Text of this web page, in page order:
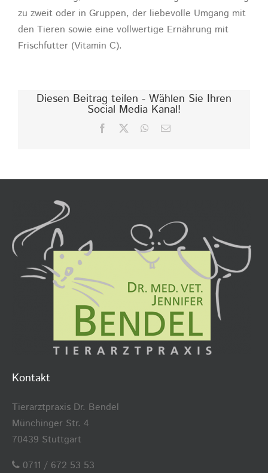
zu zweit oder in Gruppen, der liebevolle Umgang mit
den Tieren sowie eine vollwertige Ernährung mit
Frischfutter (Vitamin C).
Diesen Beitrag teilen - Wählen Sie Ihren
Social Media Kanal!
Facebook WhatsApp
E-
Kontakt
Tierarztpraxis Dr. Bendel
Münchinger Str. 4
70439 Stuttgart
0711 / 672 53 53